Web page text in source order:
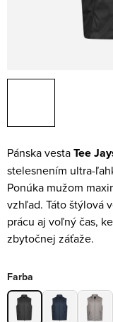
Pánska vestaTee
stelesnením ultra-
Ponúka mužom
vzhľad. Táto štýlová
prácu aj voľný čas,
zbytočnej záťaže.
Farba